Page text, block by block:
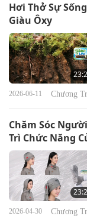
Hơi Thở Sự
Giàu Ôxy
2026-06-11 Chương
Chăm Sóc
Trì Chức Năng
2026-04-30 Chương